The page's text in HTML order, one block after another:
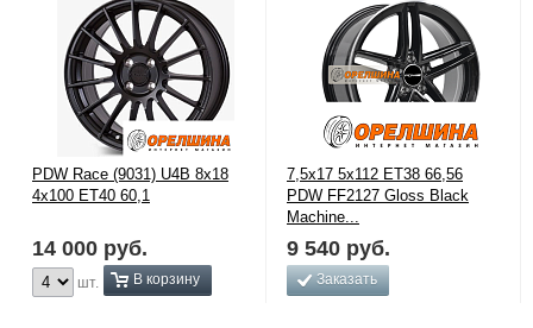
PDW Race (9031) U4B 8x18
4x100 ЕТ40 60,1
14 000 руб.
шт. В корзину
7,5x17 5x112 ET38 66,56
PDW FF2127 Gloss Black
Machine...
9 540 руб.
Заказать